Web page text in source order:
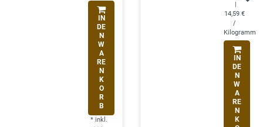
IN
DE
N
W
A
RE
N
K
O
R
B
* inkl.
14,59 €
/
Kilogramm
IN
DE
N
W
A
RE
N
K